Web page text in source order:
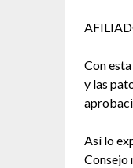
Con
y las
Así lo
Consejo